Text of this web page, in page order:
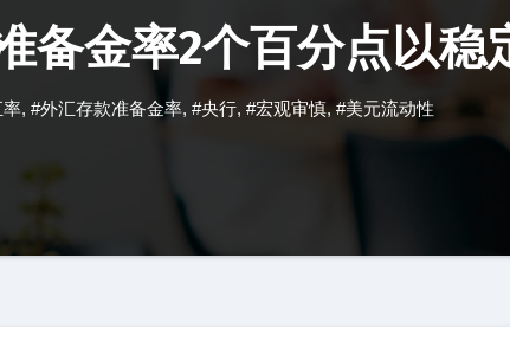
备金率2个百分点以稳
率, #外汇存款准备金率, #央行, #宏观审慎, #美元流动性